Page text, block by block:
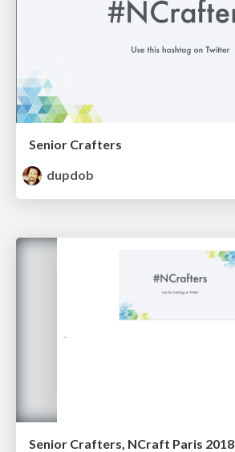
Senior Crafters
dupdob
Senior Crafters, NCraft Paris 2018